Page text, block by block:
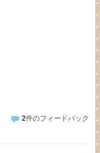
2件のフィードバック